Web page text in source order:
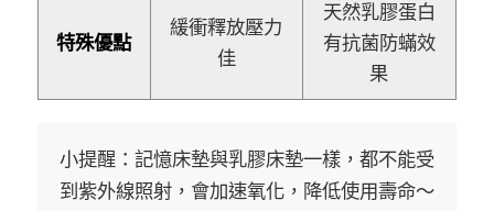
特殊優點
緩衝釋放壓力
佳
天然乳膠蛋白
有抗菌防蟎效
果
小提醒：記憶床墊與乳膠床墊一樣，都不能受
到紫外線照射，會加速氧化，降低使用壽命～